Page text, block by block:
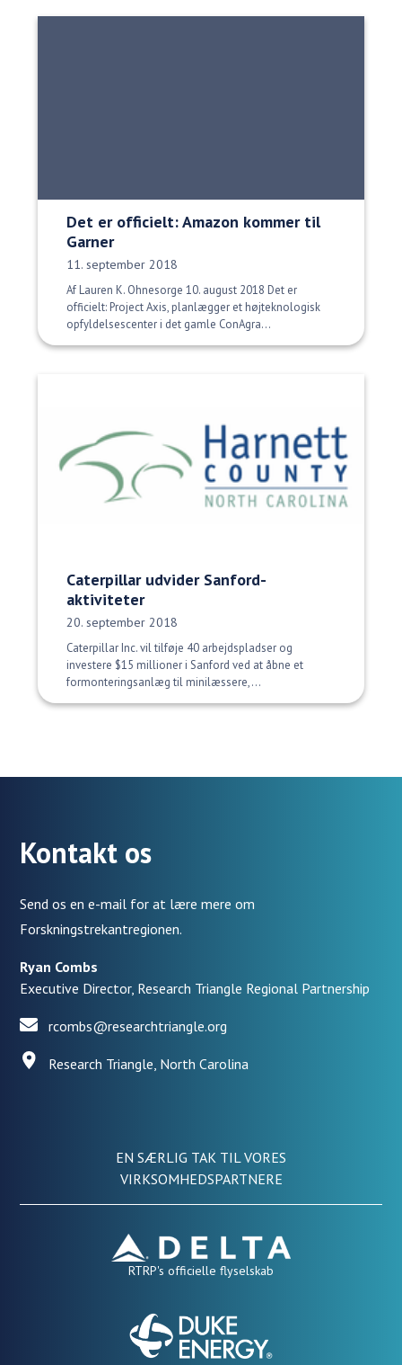
Det er officielt: Amazon kommer til
Garner
Udgivelsesdato:
11. september 2018
Af Lauren K. Ohnesorge 10. august 2018 Det er
officielt: Project Axis, planlægger et højteknologisk
opfyldelsescenter i det gamle ConAgra...
Caterpillar udvider Sanford-
aktiviteter
Udgivelsesdato:
20. september 2018
Caterpillar Inc. vil tilføje 40 arbejdspladser og
investere $15 millioner i Sanford ved at åbne et
formonteringsanlæg til minilæssere,...
Kontakt os
Send os en e-mail for at lære mere om
Forskningstrekantregionen.
Ryan Combs
Executive Director, Research Triangle Regional Partnership
rcombs@researchtriangle.org
Research Triangle, North Carolina
EN SÆRLIG TAK TIL VORES
VIRKSOMHEDSPARTNERE
RTRP's officielle flyselskab